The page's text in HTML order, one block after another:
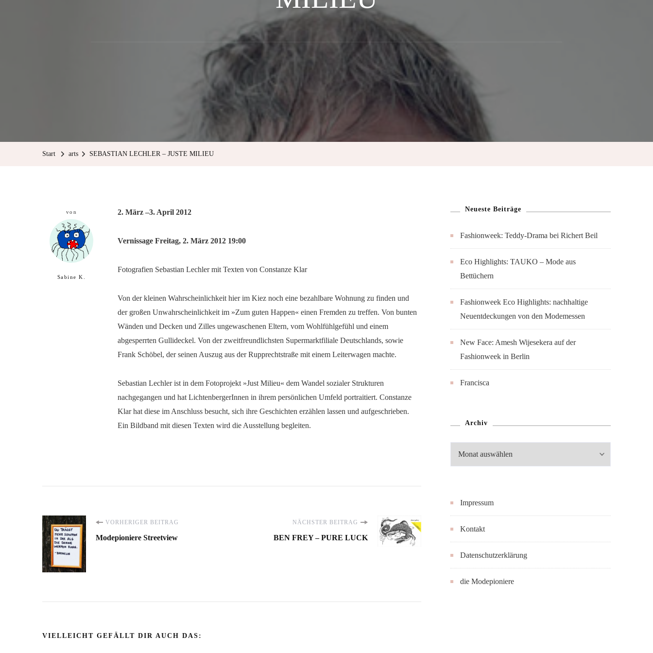
Start arts SEBASTIAN LECHLER – JUSTE MILIEU
von
Sabine K.
2. März –3. April 2012
Vernissage Freitag, 2. März 2012 19:00
Fotografien Sebastian Lechler mit Texten von Constanze Klar
Von der kleinen Wahrscheinlichkeit hier im Kiez noch eine bezahlbare Wohnung zu finden und
der großen Unwahrscheinlichkeit im »Zum guten Happen« einen Fremden zu treffen. Von bunten
Wänden und Decken und Zilles ungewaschenen Eltern, vom Wohlfühlgefühl und einem
abgesperrten Gullideckel. Von der zweitfreundlichsten Supermarktfiliale Deutschlands, sowie
Frank Schöbel, der seinen Auszug aus der Rupprechtstraße mit einem Leiterwagen machte.
Sebastian Lechler ist in dem Fotoprojekt »Just Milieu« dem Wandel sozialer Strukturen
nachgegangen und hat LichtenbergerInnen in ihrem persönlichen Umfeld portraitiert. Constanze
Klar hat diese im Anschluss besucht, sich ihre Geschichten erzählen lassen und aufgeschrieben.
Ein Bildband mit diesen Texten wird die Ausstellung begleiten.
Beitragsnavigation
VORHERIGER BEITRAG
Modepioniere Streetview
NÄCHSTER BEITRAG
BEN FREY – PURE LUCK
VIELLEICHT GEFÄLLT DIR AUCH DAS:
Neueste Beiträge
Fashionweek: Teddy-Drama bei Richert Beil
Eco Highlights: TAUKO – Mode aus
Bettüchern
Fashionweek Eco Highlights: nachhaltige
Neuentdeckungen von den Modemessen
New Face: Amesh Wijesekera auf der
Fashionweek in Berlin
Francisca
Archiv
Impressum
Kontakt
Datenschutzerklärung
die Modepioniere